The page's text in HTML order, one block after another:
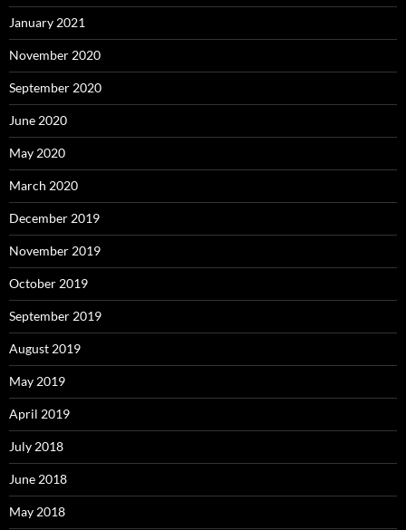
January 2021
November 2020
September 2020
June 2020
May 2020
March 2020
December 2019
November 2019
October 2019
September 2019
August 2019
May 2019
April 2019
July 2018
June 2018
May 2018